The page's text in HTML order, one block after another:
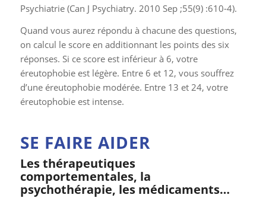
Psychiatrie (Can J Psychiatry. 2010 Sep ;55(9) :610-4).
Quand vous aurez répondu à chacune des questions,
on calcul le score en additionnant les points des six
réponses. Si ce score est inférieur à 6, votre
éreutophobie est légère. Entre 6 et 12, vous souffrez
d’une éreutophobie modérée. Entre 13 et 24, votre
éreutophobie est intense.
SE FAIRE AIDER
Les thérapeutiques
comportementales, la
psychothérapie, les médicaments…